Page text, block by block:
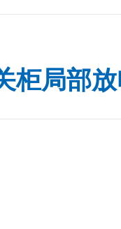
柜局部